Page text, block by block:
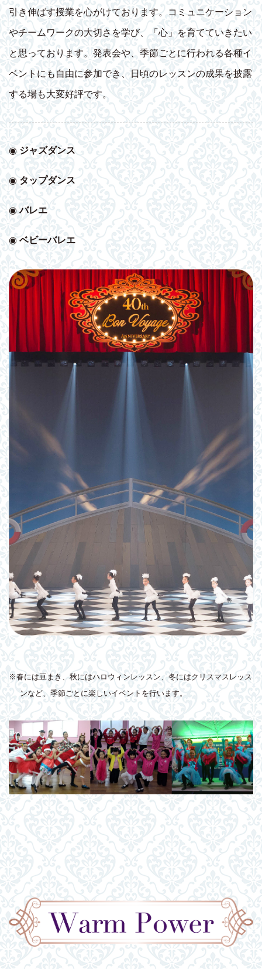
引き伸ばす授業を心がけております。コミュニケーション
やチームワークの大切さを学び、「心」を育てていきたい
と思っております。発表会や、季節ごとに行われる各種イ
ベントにも自由に参加でき、日頃のレッスンの成果を披露
する場も大変好評です。
◉ ジャズダンス
◉ タップダンス
◉バレエ
◉ベビーバレエ
※春には豆まき、秋にはハロウィンレッスン、冬にはクリスマスレッス
ンなど、季節ごとに楽しいイベントを行います。